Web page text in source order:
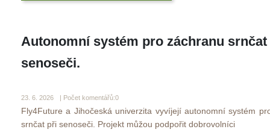
Autonomní systém pro záchranu
enoseči.
23. 6. 2026 | Počet komentářů:0
Fly4Future a Jihočeská univerzita vyvíjejí autonomní systém
rnčat při senoseči. Projekt můžou podpořit dobrovolníci